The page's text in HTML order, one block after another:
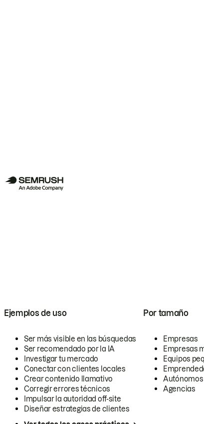
Ejemplos de uso
Ser más visible en las búsquedas
Ser recomendado por la IA
Investigar tu mercado
Conectar con clientes locales
Crear contenido llamativo
Corregir errores técnicos
Impulsar la autoridad off-site
Diseñar estrategias de clientes
Por tamaño
Empresas
Empresas
Equipos
Autónomos
Agencias